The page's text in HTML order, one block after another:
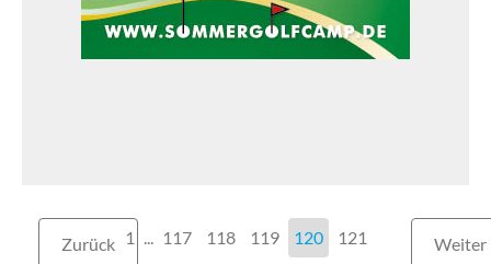
Zurück 1 117 118 119 120
121
Weiter